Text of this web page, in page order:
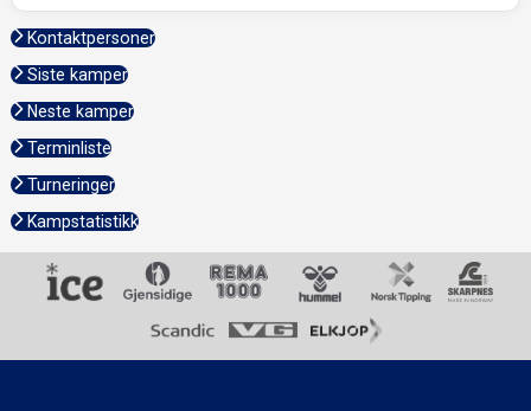
Kontaktpersoner
Siste kamper
Neste kamper
Terminliste
Turneringer
Kampstatistikk